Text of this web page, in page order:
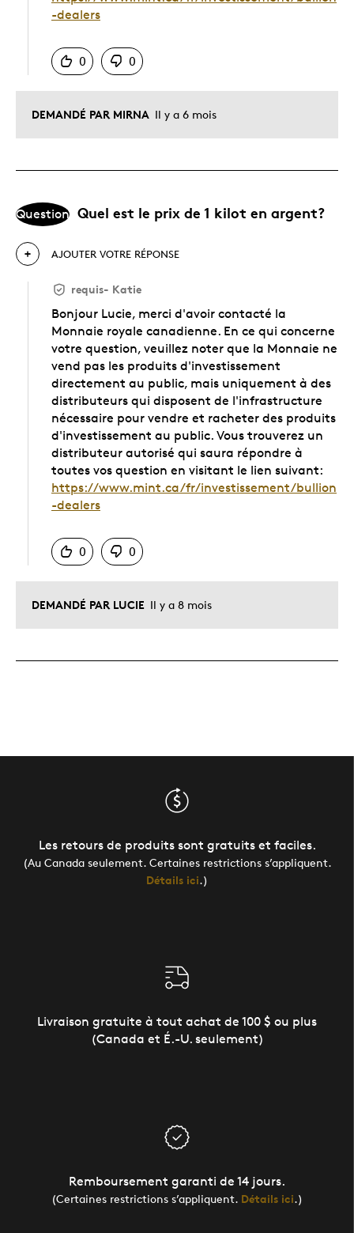
DEMANDÉ PAR MIRNA Il y a 6 mois
-dealers
0
0
Question Quel est le prix de 1 kilot en argent?
DEMANDÉ PAR LUCIE Il y a 8 mois
AJOUTER VOTRE RÉPONSE
requis- Katie
Bonjour Lucie, merci d'avoir contacté la
Monnaie royale canadienne. En ce qui concerne
votre question, veuillez noter que la Monnaie ne
vend pas les produits d'investissement
directement au public, mais uniquement à des
distributeurs qui disposent de l'infrastructure
nécessaire pour vendre et racheter des produits
d'investissement au public. Vous trouverez un
distributeur autorisé qui saura répondre à
toutes vos question en visitant le lien suivant:
https://www.mint.ca/fr/investissement/bullion
-dealers
0
0
Les retours de produits sont gratuits et faciles.
(Au Canada seulement. Certaines restrictions s’appliquent.
Détails ici.)
Livraison gratuite à tout achat de 100 $ ou plus
(Canada et É.-U. seulement)
Remboursement garanti de 14 jours.
(Certaines restrictions s’appliquent. Détails ici.)